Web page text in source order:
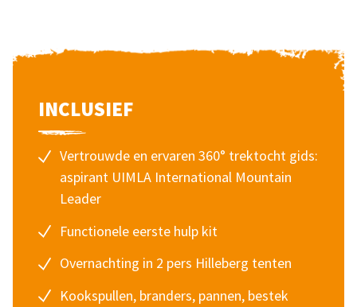
INCLUSIEF
Vertrouwde en ervaren 360° trektocht gids:
aspirant UIMLA International Mountain
Leader
Functionele eerste hulp kit
Overnachting in 2 pers Hilleberg tenten
Kookspullen, branders, pannen, bestek